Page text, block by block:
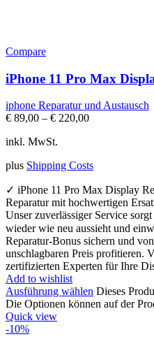
Compare
iPhone 11 Pro Max
iphone Reparatur und Austausch
€ 89,00 – € 220,00
inkl. MwSt.
plus Shipping Costs
✓ iPhone 11 Pro Max Display
Reparatur mit hochwertigen
Unser zuverlässiger Service
wieder wie neu aussieht und
Reparatur-Bonus sichern und
unschlagbaren Preis profitieren.
zertifizierten Experten für Ihre
Add to wishlist
Ausführung wählen Dieses
Die Optionen können auf der
Quick view
-10%